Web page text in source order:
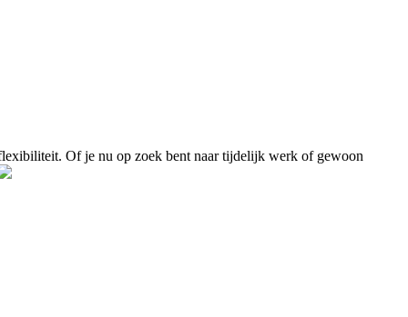
Of je nu op zoek bent naar tijdelijk werk of gewoon